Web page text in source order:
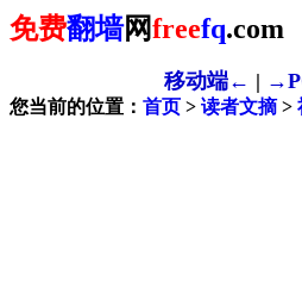
免费翻墙网freefq.com
移动端← |
您当前的位置： 首页 > 读者文摘>